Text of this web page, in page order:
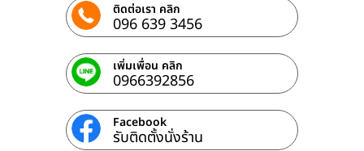
ติดต่อเรา คลิก
096 639 3456
เพิ่มเพื่อน คลิก
0966392856
Facebook
รับติดตั้งนั่งร้าน